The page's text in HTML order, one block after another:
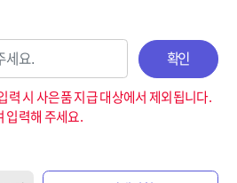
확인
력 시 사은품 지급 대상에서 제외됩니다.
입력해 주세요.